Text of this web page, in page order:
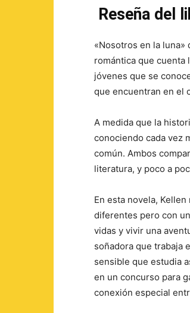
Reseña del
«Nosotros en la luna»
romántica que cuenta
jóvenes que se
que encuentran en el
A medida que la
conociendo cada vez
común. Ambos
literatura, y poco a
En esta novela,
diferentes pero con
vidas y vivir una
soñadora que trabaja
sensible que estudia
en un concurso para
conexión especial